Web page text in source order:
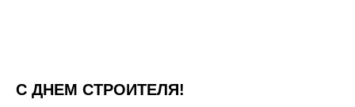
С ДНЕМ СТРОИТЕЛЯ!